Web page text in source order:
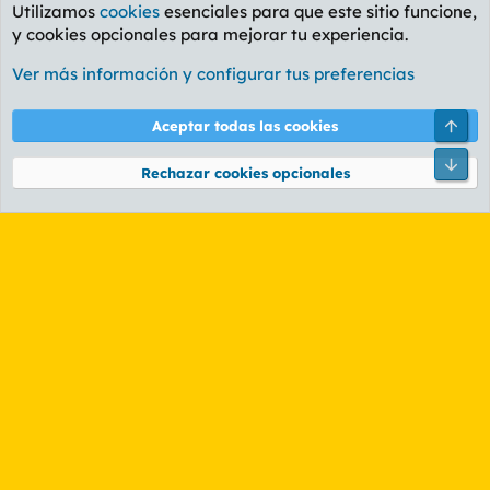
Valencia
Cookies
PL OLDSTYLE AMARILLO
Términos y reglas Política de privacidad Ayuda
Community platform by XenForo® © 2010-2026 XenForo Ltd.
Utilizamos cookies esenciales para que este sitio funcione,
y cookies opcionales para mejorar tu experiencia.
Ver más información y configurar tus preferencias
Aceptar todas las cookies
Rechazar cookies opcionales
Pie